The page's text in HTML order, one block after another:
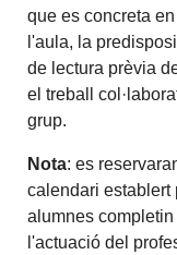
que es concreta
l'aula, la
de lectura prèvia
el treball
grup.
Nota: es
calendari establert
alumnes
l'actuació del